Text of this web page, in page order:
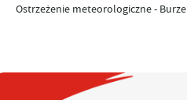
Ostrzeżenie meteorologiczne - Burze